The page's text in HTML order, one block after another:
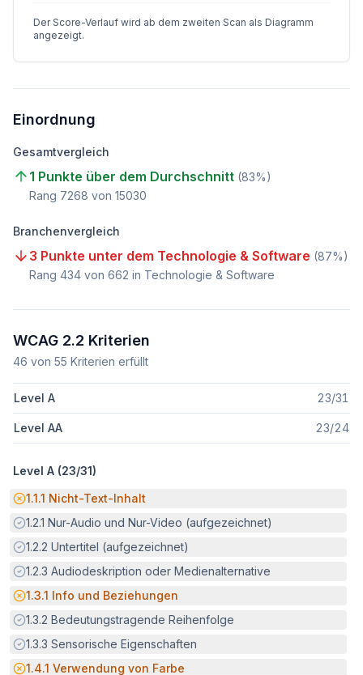
Der Score-Verlauf wird ab dem zweiten Scan als Diagramm
angezeigt.
Einordnung
Gesamtvergleich
1 Punkte über dem Durchschnitt (83%)
Rang 7268 von 15030
Branchenvergleich
3 Punkte unter dem Technologie & Software (87%)
Rang 434 von 662 in Technologie & Software
WCAG 2.2 Kriterien
46 von 55 Kriterien erfüllt
Level A 23/31
Level AA 23/24
Level A (23/31)
Potenzielle Barriere:
1.1.1 Nicht-Text-Inhalt
Erfüllt:
1.2.1 Nur-Audio und Nur-Video (aufgezeichnet)
Erfüllt:
1.2.2 Untertitel (aufgezeichnet)
Erfüllt:
1.2.3 Audiodeskription oder Medienalternative
Potenzielle Barriere:
1.3.1 Info und Beziehungen
Erfüllt:
1.3.2 Bedeutungstragende Reihenfolge
Erfüllt:
1.3.3 Sensorische Eigenschaften
Potenzielle Barriere:
1.4.1 Verwendung von Farbe